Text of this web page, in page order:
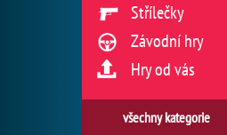
Střílečky
Závodní hry
Hry od vás
všechny kategorie